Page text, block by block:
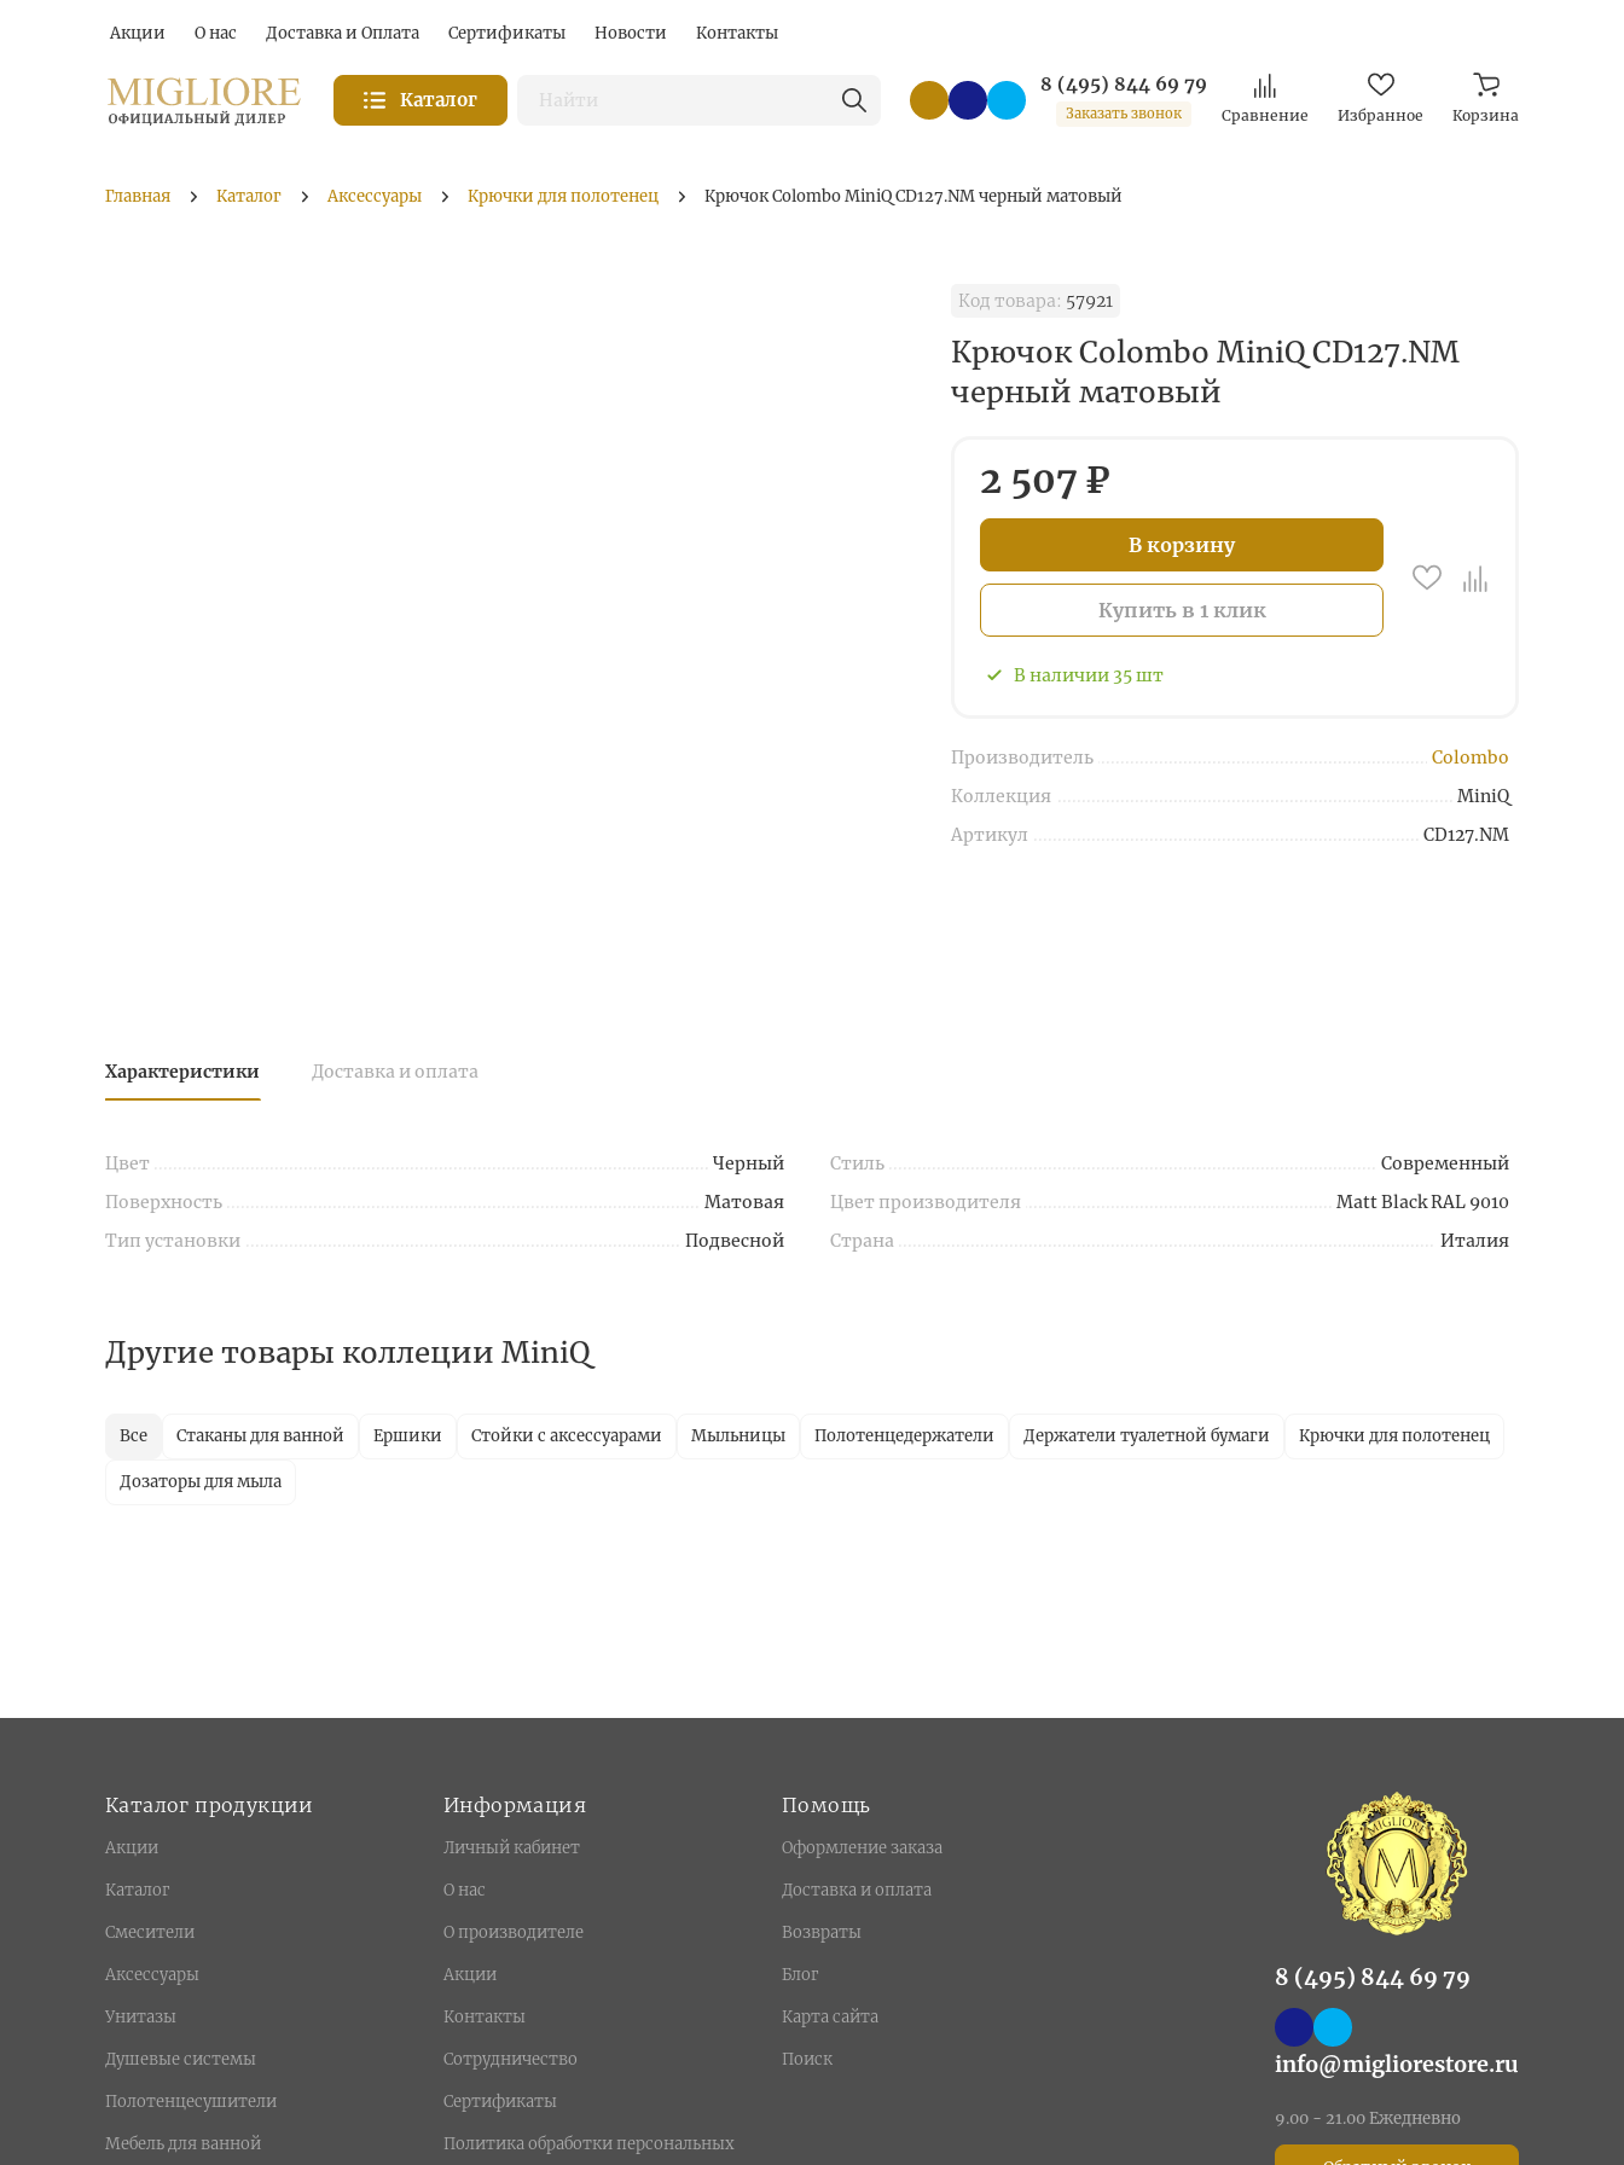
Акции О нас Доставка и Оплата Сертификаты Новости Контакты
Каталог
8 (495) 844 69 79
Заказать звонок Сравнение Избранное Корзина
Главная Каталог Аксессуары Крючки для полотенец Крючок Colombo MiniQ CD127.NM черный матовый
Код товара: 57921
Крючок Colombo MiniQ CD127.NM
черный матовый
2 507 ₽
В корзину
Купить в 1 клик
В наличии 35шт
Производитель
Colombo
Коллекция
MiniQ
Артикул
CD127.NM
Характеристики Доставка и оплата
Цвет
Черный
Поверхность
Матовая
Тип установки
Подвесной
Стиль
Современный
Цвет производителя
Matt Black RAL 9010
Страна
Италия
Другие товары коллеции MiniQ
Все Стаканы для ванной Ершики Стойки с аксессуарами Мыльницы Полотенцедержатели Держатели туалетной бумаги Крючки для полотенец
Дозаторы для мыла
Каталог продукции
Акции
Каталог
Смесители
Аксессуары
Унитазы
Душевые системы
Полотенцесушители
Мебель для ванной
Информация
Личный кабинет
О нас
О производителе
Акции
Контакты
Сотрудничество
Сертификаты
Политика обработки персональных
Помощь
Оформление заказа
Доставка и оплата
Возвраты
Блог
Карта сайта
Поиск
8 (495) 844 69 79
info@migliorestore.ru
9.00 - 21.00 Ежедневно